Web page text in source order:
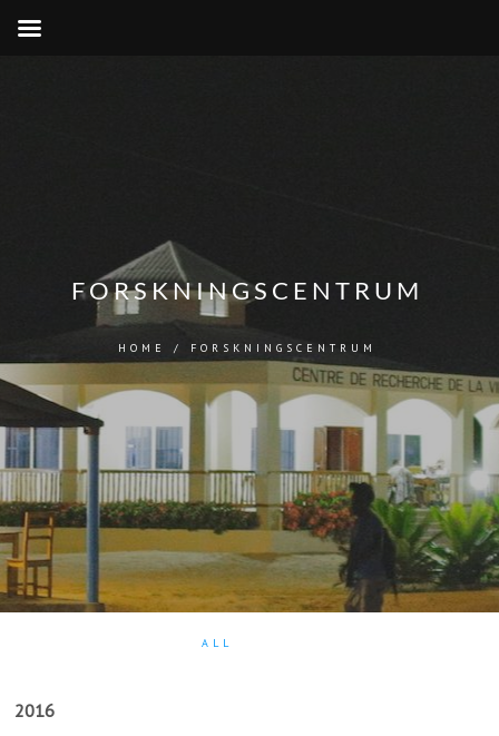
FORSKNINGSCENTRUM
HOME / FORSKNINGSCENTRUM
ALL
2016